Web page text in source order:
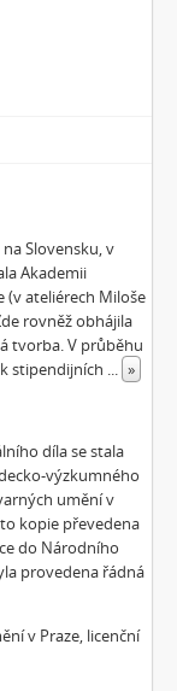
na pohřeb
let
Slovensku, v
Akademii
(v ateliérech Miloše
rovněž obhájila
tvorba. V průběhu
stipendijních ... »
díla se stala
výzkumného
umění v
kopie převedena
do Národního
provedena řádná
v Praze, licenční